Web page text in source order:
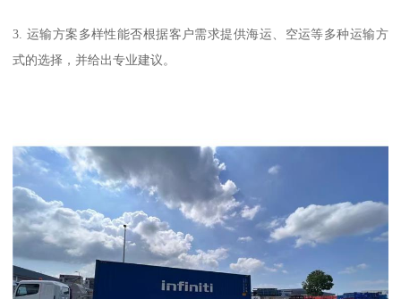
3. 运输方案多样性能否根据客户需求提供海运、空运等多种运输方
式的选择，并给出专业建议。